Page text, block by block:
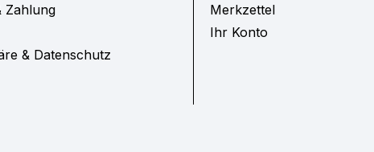
Zahlung
& Datenschutz
Merkzettel
Ihr Konto